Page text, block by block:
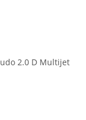
2.0 D Multijet